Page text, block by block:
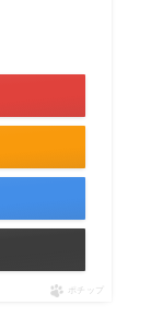
ポチップ